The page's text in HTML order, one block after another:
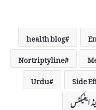
health blog
Nortriptyline
Side
Urdu
ایفیکٹس